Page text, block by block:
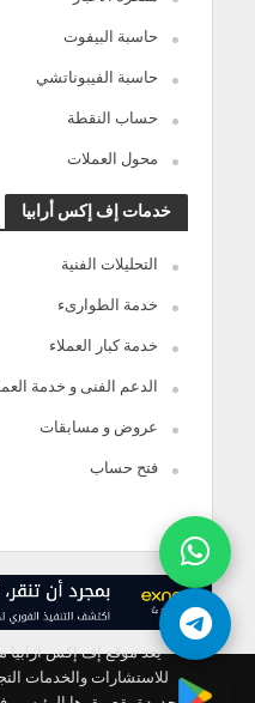
حاسبة البيفوت
حاسبة الفيبوناتشي
حساب النقطة
محول العملات
خدمات إف إكس أرابيا
التحليلات الفنية
خدمة الطوارىء
خدمة كبار العملاء
الدعم الفنى و خدمة
عروض و مسابقات
فتح حساب
للاستشارات والخدمات